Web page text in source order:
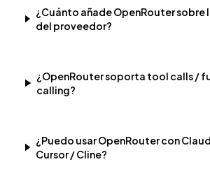
¿Cuánto añade OpenRouter sobre
del proveedor?
¿OpenRouter soporta tool calls /
calling?
¿Puedo usar OpenRouter con
Cursor / Cline?